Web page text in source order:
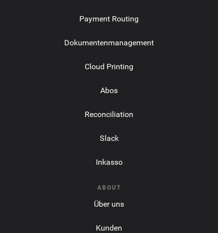
Payment Routing
Dokumentenmanagement
Cloud Printing
Abos
Reconciliation
Slack
Inkasso
ABOUT
Über uns
Kunden